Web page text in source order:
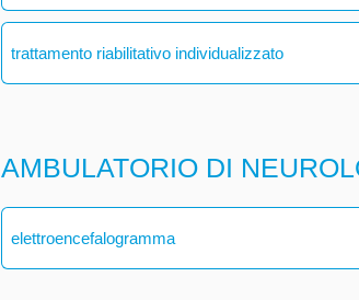
trattamento riabilitativo individualizzato
AMBULATORIO DI
elettroencefalogramma